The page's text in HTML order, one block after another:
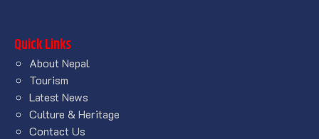
Quick Links
About Nepal
Tourism
Latest News
Culture & Heritage
Contact Us